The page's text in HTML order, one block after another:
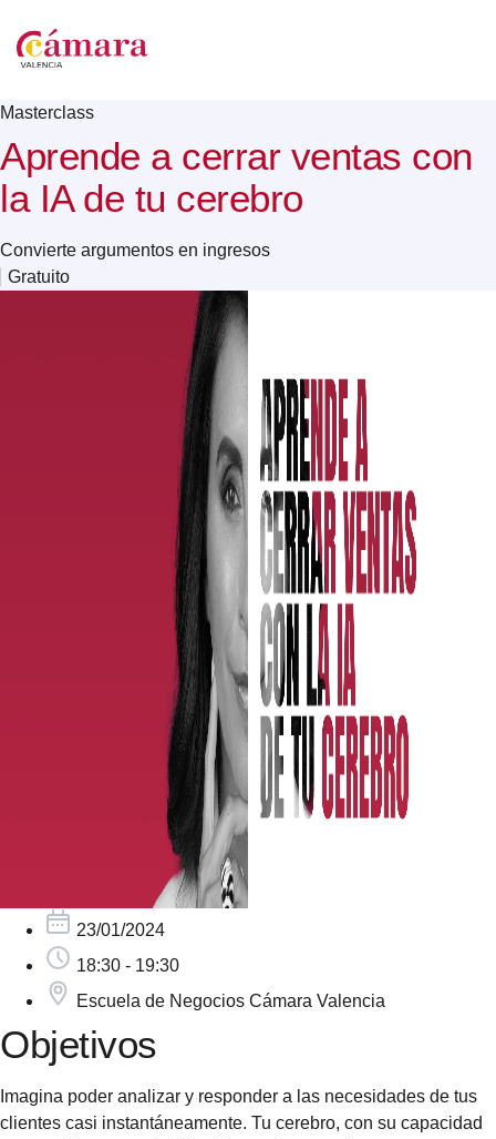
Masterclass
Aprende a cerrar ventas con
la IA de tu cerebro
Convierte argumentos en ingresos
Gratuito
23/01/2024
18:30 - 19:30
Escuela de Negocios Cámara Valencia
Objetivos
Imagina poder analizar y responder a las necesidades de tus
clientes casi instantáneamente. Tu cerebro, con su capacidad